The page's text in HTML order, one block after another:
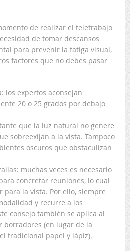
de realizar el teletrabajo
de tomar descansos
para prevenir la fatiga visual,
factores que no debes pasar
los expertos aconsejan
20 o 25 grados por debajo
que la luz natural no genere
sobreexijan a la vista. Tampoco
oscuros que obstaculizan
muchas veces es necesario
concretar reuniones, lo cual
para la vista. Por ello, siempre
y recurre a los
consejo también se aplica al
borradores (en lugar de la
tradicional papel y lápiz).